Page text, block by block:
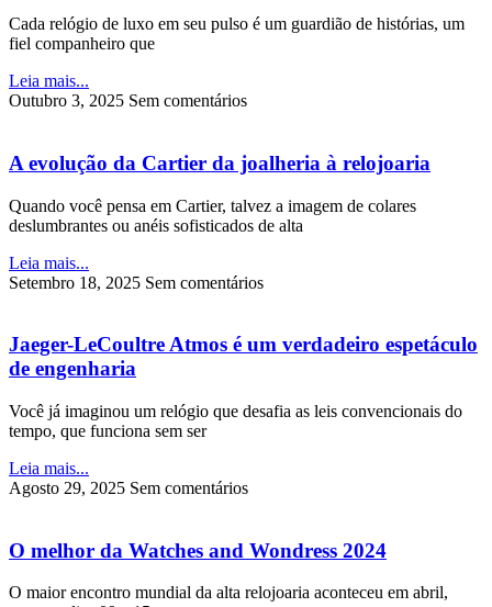
Cada relógio de luxo em seu pulso é um guardião de histórias, um
fiel companheiro que
Leia mais...
Outubro 3, 2025 Sem comentários
A evolução da Cartier da joalheria à relojoaria
Quando você pensa em Cartier, talvez a imagem de colares
deslumbrantes ou anéis sofisticados de alta
Leia mais...
Setembro 18, 2025 Sem comentários
Jaeger-LeCoultre Atmos é um verdadeiro espetáculo
de engenharia
Você já imaginou um relógio que desafia as leis convencionais do
tempo, que funciona sem ser
Leia mais...
Agosto 29, 2025 Sem comentários
O melhor da Watches and Wondress 2024
O maior encontro mundial da alta relojoaria aconteceu em abril,